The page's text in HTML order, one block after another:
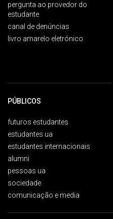
pergunta ao provedor do
estudante
canal de denúncias
livro amarelo eletrónico
PÚBLICOS
futuros estudantes
estudantes ua
estudantes internacionais
alumni
pessoas ua
sociedade
comunicação e media